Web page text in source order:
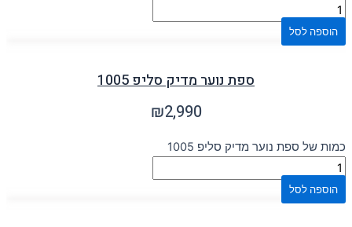
הוספה לסל
ספת נוער מדיק סליפ 1005
₪2,990
כמות של ספת נוער מדיק סליפ 1005
הוספה לסל